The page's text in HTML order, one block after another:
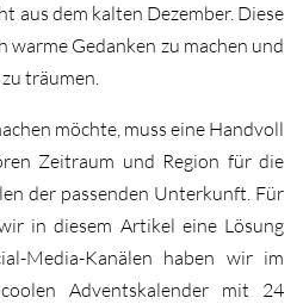
aus dem kalten Dezember. Diese
warme Gedanken zu machen und
träumen.
möchte, muss eine Handvoll
Zeitraum und Region für die
der passenden Unterkunft. Für
in diesem Artikel eine Lösung
Media-Kanälen haben wir im
Adventskalender mit 24